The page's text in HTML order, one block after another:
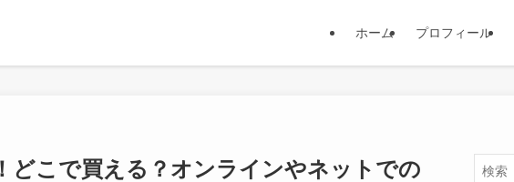
ホーム プロフィール
どこで買える？オンラインやネットでの